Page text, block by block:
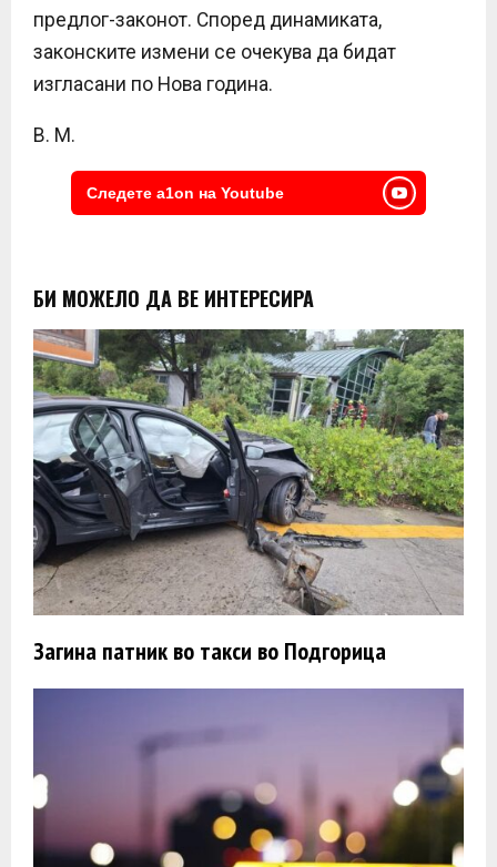
предлог-законот. Според динамиката,
законските измени се очекува да бидат
изгласани по Нова година.
В. М.
Следете a1on на Youtube
БИ МОЖЕЛО ДА ВЕ ИНТЕРЕСИРА
Загина патник во такси во Подгорица